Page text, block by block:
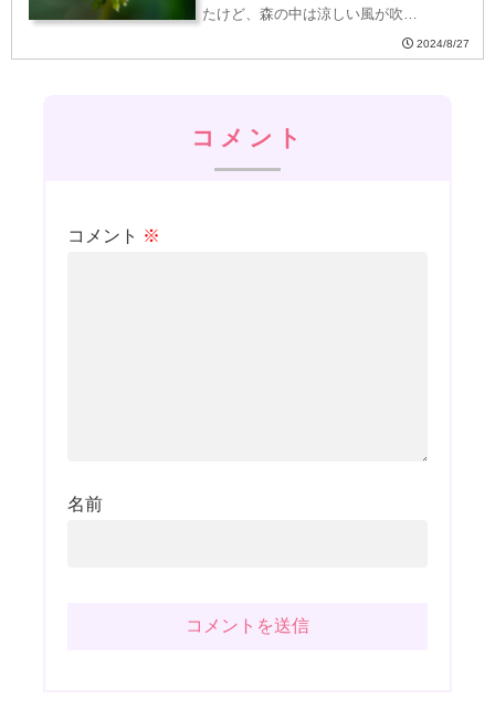
たけど、森の中は涼しい風が吹…
2024/8/27
コメント
コメント ※
名前